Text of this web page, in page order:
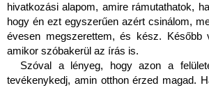
hivatkozási alapom, amire rámutathatok,
hogy én ezt egyszerűen azért csinálom,
évesen megszerettem, és kész. Később
amikor szóbakerül az írás is.
Szóval a lényeg, hogy azon a
tevékenykedj, amin otthon érzed magad.